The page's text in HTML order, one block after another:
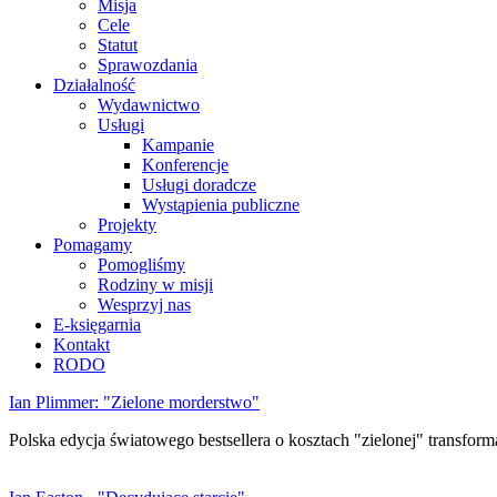
Misja
Cele
Statut
Sprawozdania
Działalność
Wydawnictwo
Usługi
Kampanie
Konferencje
Usługi doradcze
Wystąpienia publiczne
Projekty
Pomagamy
Pomogliśmy
Rodziny w misji
Wesprzyj nas
E-księgarnia
Kontakt
RODO
Ian Plimmer: "Zielone morderstwo"
Polska edycja światowego bestsellera o kosztach "zielonej"